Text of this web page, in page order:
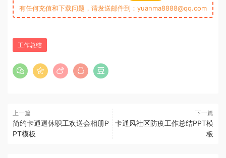
有任何充值和下载问题，请发送邮件到：yuanma8888@qq.com
工作总结
上一篇
简约卡通退休职工欢送会相册P
PT模板
下一篇
卡通风社区防疫工作总结PPT模
板